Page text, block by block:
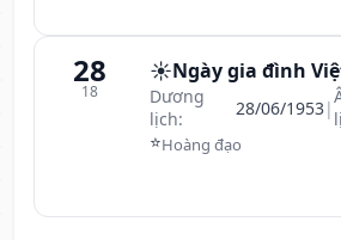
28
18
☀️Ngày gia đình
Dương
lịch:
28/06/1953|
⭐Hoàng đạo